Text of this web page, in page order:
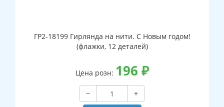
ГР2-18199 Гирлянда на нити. С Новым годом!
(флажки, 12 деталей)
Цена розн: 196 ₽
−
+